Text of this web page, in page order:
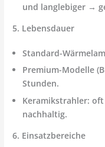
und langlebiger →
5. Lebensdauer
Standard-
Premium-Modelle
Stunden.
Keramikstrahler: oft
nachhaltig.
6. Einsatzbereiche